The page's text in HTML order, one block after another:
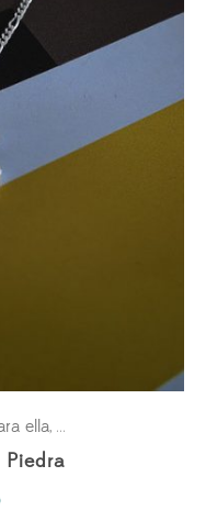
ella, Pasiones